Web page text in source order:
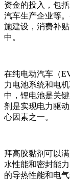
资金的投入，包
汽车生产企业等
施建设，消费补
中。
在纯电动汽车（
力电池系统和电
中，锂电池是关
剂是实现电力驱
心因素之一。
拜高胶黏剂可以
水性能和密封能
的导热性能和电